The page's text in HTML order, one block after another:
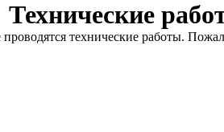
Технические
проводятся технические работы.